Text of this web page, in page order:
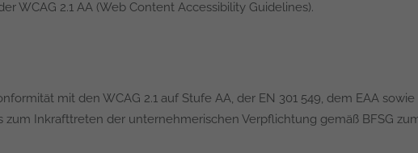
WCAG 2.1 AA (Web Content Accessibility Guidelines).
mit den WCAG 2.1 auf Stufe AA, der EN 301 549, dem EAA
zum Inkrafttreten der unternehmerischen Verpflichtung gemäß BFSG